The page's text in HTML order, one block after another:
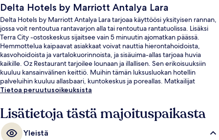
Delta Hotels by Marriott Antalya Lara
Delta Hotels by Marriott Antalya Lara tarjoaa käyttöösi yksityisen rannan,
jossa voit rentoutua rantavarjon alla tai rentoutua rantatuolissa. Lisäksi
Terra City -ostoskeskus sijaitsee vain 5 minuutin ajomatkan päässä.
Hemmottelua kaipaavat asiakkaat voivat nauttia hierontahoidoista,
kasvohoidoista ja vartalokuorinnoista, ja sisäuima-allas tarjoaa huvia
kaikille. Oz Restaurant tarjoilee lounaan ja illallisen. Sen erikoisuuksiin
kuuluu kansainvälinen keittiö. Muihin tämän luksusluokan hotellin
palveluihin kuuluu allasbaari, kuntokeskus ja poreallas. Matkailijat
arvostavat majoituspaikan avuliasta henkilökuntaa.
Tietoa peruutusoikeuksista
Lisätietoja tästä majoituspaikasta
Yleistä